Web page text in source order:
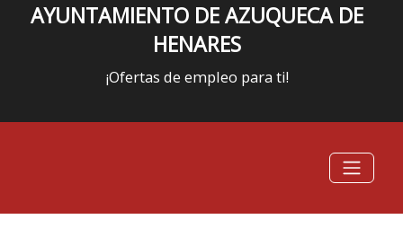
AYUNTAMIENTO DE AZUQUECA DE
HENARES
¡Ofertas de empleo para ti!